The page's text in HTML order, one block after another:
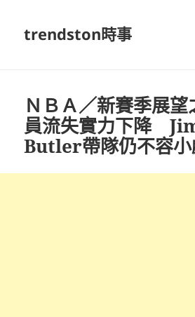
trendston時事
ＮＢＡ／新賽季展
員流失實力下降
Butler帶隊仍不容